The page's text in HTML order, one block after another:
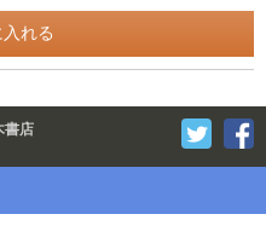
Twitter